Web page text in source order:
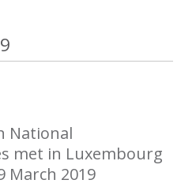
National
met in Luxembourg
March 2019